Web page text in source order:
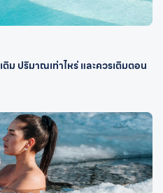
ม ปริมาณเท่าไหร่ และควรเติมตอน